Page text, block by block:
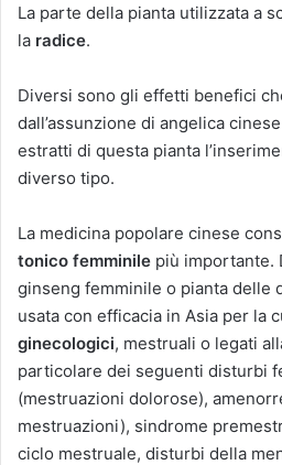
La parte della pianta utilizzata a
la radice.
Diversi sono gli effetti benefici
dall’assunzione di angelica
estratti di questa pianta
diverso tipo.
La medicina popolare cinese
tonico femminile più importante.
ginseng femminile o pianta delle
usata con efficacia in Asia per la
ginecologici, mestruali o legati
particolare dei seguenti disturbi
(mestruazioni dolorose),
mestruazioni), sindrome
ciclo mestruale, disturbi della